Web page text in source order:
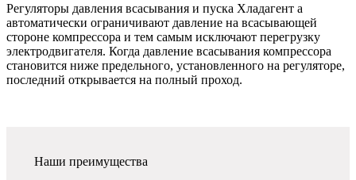
Регуляторы давления всасывания и пуска Хладагент а
автоматически ограничивают давление на всасывающей
стороне компрессора и тем самым исключают перегрузку
электродвигателя. Когда давление всасывания компрессора
становится ниже предельного, установленного на регуляторе,
последний открывается на полный проход.
Наши преимущества